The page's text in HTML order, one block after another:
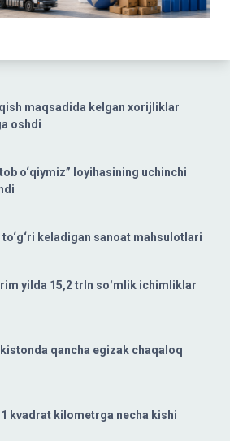
maqsadida kelgan xorijliklar
oshdi
o‘qiymiz” loyihasining uchinchi
keladigan sanoat mahsulotlari
yilda 15,2 trln soʻmlik ichimliklar
qancha egizak chaqaloq
kvadrat kilometrga necha kishi